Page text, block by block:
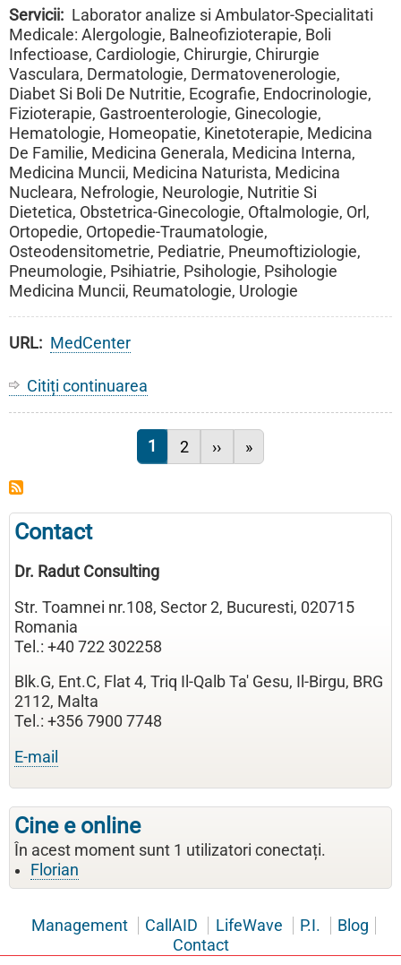
Servicii
Laborator analize si Ambulator-Specialitati
Medicale: Alergologie, Balneofizioterapie, Boli
Infectioase, Cardiologie, Chirurgie, Chirurgie
Vasculara, Dermatologie, Dermatovenerologie,
Diabet Si Boli De Nutritie, Ecografie, Endocrinologie,
Fizioterapie, Gastroenterologie, Ginecologie,
Hematologie, Homeopatie, Kinetoterapie, Medicina
De Familie, Medicina Generala, Medicina Interna,
Medicina Muncii, Medicina Naturista, Medicina
Nucleara, Nefrologie, Neurologie, Nutritie Si
Dietetica, Obstetrica-Ginecologie, Oftalmologie, Orl,
Ortopedie, Ortopedie-Traumatologie,
Osteodensitometrie, Pediatrie, Pneumoftiziologie,
Pneumologie, Psihiatrie, Psihologie, Psihologie
Medicina Muncii, Reumatologie, Urologie
URL MedCenter
Citiți continuarea
Pagina curentă
1 Pagina
2 Pagina următoare
›› Ultima pagină
»
Contact
Dr. Radut Consulting
Str. Toamnei nr.108, Sector 2, Bucuresti, 020715
Romania
Tel.: +40 722 302258
Blk.G, Ent.C, Flat 4, Triq Il-Qalb Ta' Gesu, Il-Birgu, BRG
2112, Malta
Tel.: +356 7900 7748
E-mail
Cine e online
În acest moment sunt 1 utilizatori conectați.
Florian
Management CallAID LifeWave P.I.
Blog
Contact